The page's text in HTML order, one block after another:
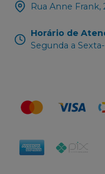
Rua Anne
Horário de
Segunda a